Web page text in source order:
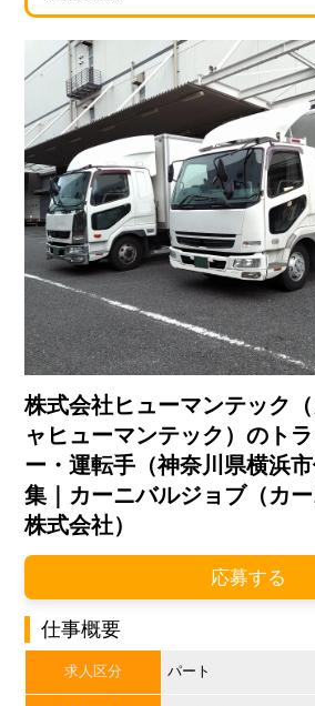
株式会社ヒューマンテック
ャヒューマンテック）のト
ー・運転手（神奈川県横浜
集｜カーニバルジョブ（カ
株式会社）
応募する
仕事概要
求人区分 パート